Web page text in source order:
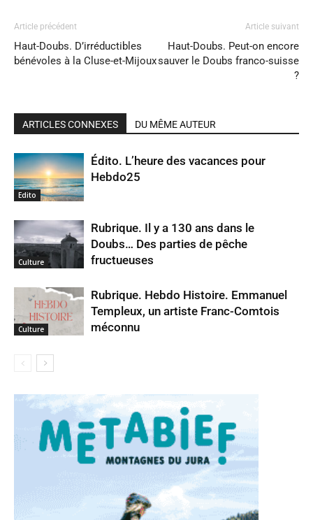
Article précédent
Haut-Doubs. D’irréductibles
bénévoles à la Cluse-et-Mijoux
Article suivant
Haut-Doubs. Peut-on encore
sauver le Doubs franco-suisse
?
ARTICLES CONNEXES DU MÊME AUTEUR
Edito
Édito. L’heure des vacances pour
Hebdo25
Culture
Rubrique. Il y a 130 ans dans le
Doubs… Des parties de pêche
fructueuses
Culture
Rubrique. Hebdo Histoire. Emmanuel
Templeux, un artiste Franc-Comtois
méconnu